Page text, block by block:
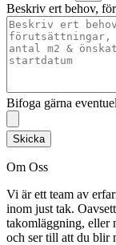
Beskriv ert behov,
Bifoga gärna
Skicka
Om Oss
Vi är ett team av
inom just tak.
takomläggning, eller
och ser till att du blir